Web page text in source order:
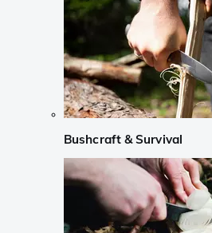
Bushcraft & Survival